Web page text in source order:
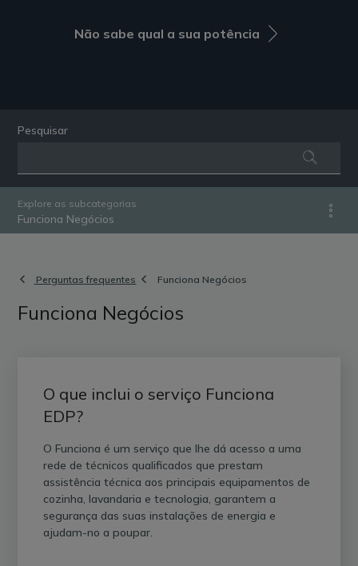
Não sabe qual a sua potência
Pesquisar
Explore as subcategorias
Funciona Negócios
Perguntas frequentes Funciona Negócios
Funciona Negócios
O que inclui o serviço Funciona
EDP?
O Funciona é um serviço que lhe dá acesso a uma
rede de técnicos qualificados que prestam
assistência técnica aos principais equipamentos de
cozinha, lavandaria e tecnologia, garantem a
segurança das suas instalações de energia e
ajudam-no a poupar.